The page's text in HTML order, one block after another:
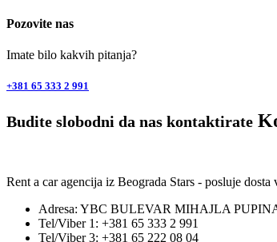
Pozovite nas
Imate bilo kakvih pitanja?
+381 65 333 2 991
Budite slobodni da nas kontaktirate
Rent a car agencija iz Beograda Stars - posluje
Adresa: YBC BULEVAR MIHAJLA
Tel/Viber 1: +381 65 333 2 991
Tel/Viber 3: +381 65 222 08 04